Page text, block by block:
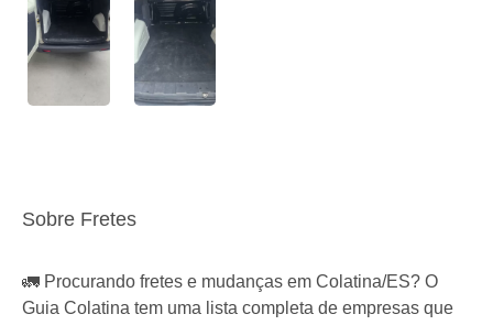
Sobre Fretes
🚛 Procurando fretes e mudanças em Colatina/ES? O
Guia Colatina tem uma lista completa de empresas que